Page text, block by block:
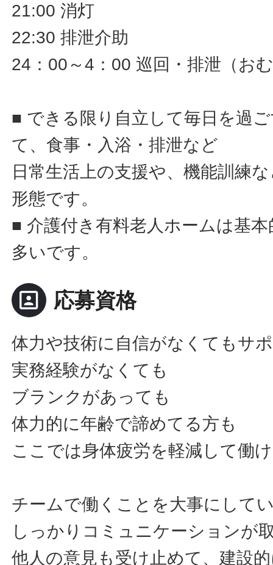
21:00 消灯
22:30 排泄介助
24：00～4：00 巡回・排泄（お
■ できる限り自立して毎日を過
て、食事・入浴・排泄など
日常生活上の支援や、機能訓練
形態です。
■ 介護付き有料老人ホームは基
多いです。
portrait 応募資格
体力や技術に自信がなくてもサ
実務経験がなくても
ブランクがあっても
体力的に年齢で諦めてる方も
ここでは身体疲労を軽減して働
チームで働くことを大事にして
しっかりコミュニケーションが
他人の意見も受け止めて、建設